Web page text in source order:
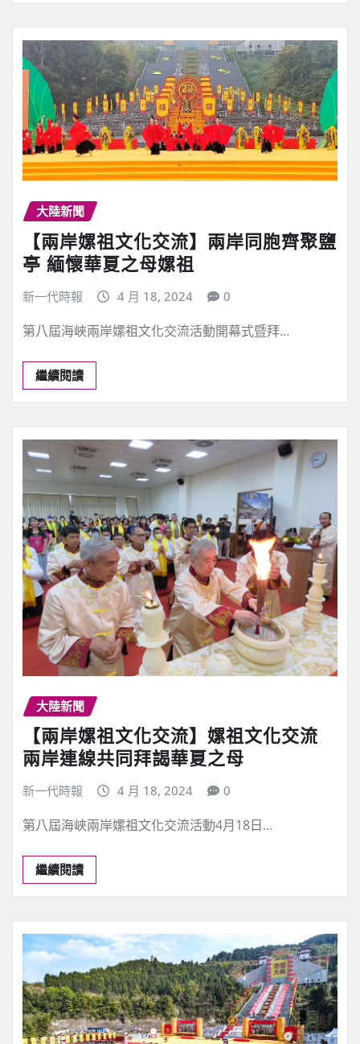
大陸新聞
【兩岸嫘祖文化交流】兩岸同胞齊聚鹽
亭 緬懷華夏之母嫘祖
新一代時報 4 月 18, 2024 0
第八屆海峽兩岸嫘祖文化交流活動開幕式暨拜…
繼續閱讀
大陸新聞
【兩岸嫘祖文化交流】嫘祖文化交流
兩岸連線共同拜謁華夏之母
新一代時報 4 月 18, 2024 0
第八屆海峽兩岸嫘祖文化交流活動4月18日…
繼續閱讀